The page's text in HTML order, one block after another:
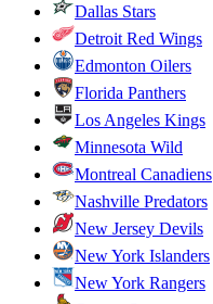
Dallas Stars
Detroit Red Wings
Edmonton Oilers
Florida Panthers
Los Angeles Kings
Minnesota Wild
Montreal Canadiens
Nashville Predators
New Jersey Devils
New York Islanders
New York Rangers